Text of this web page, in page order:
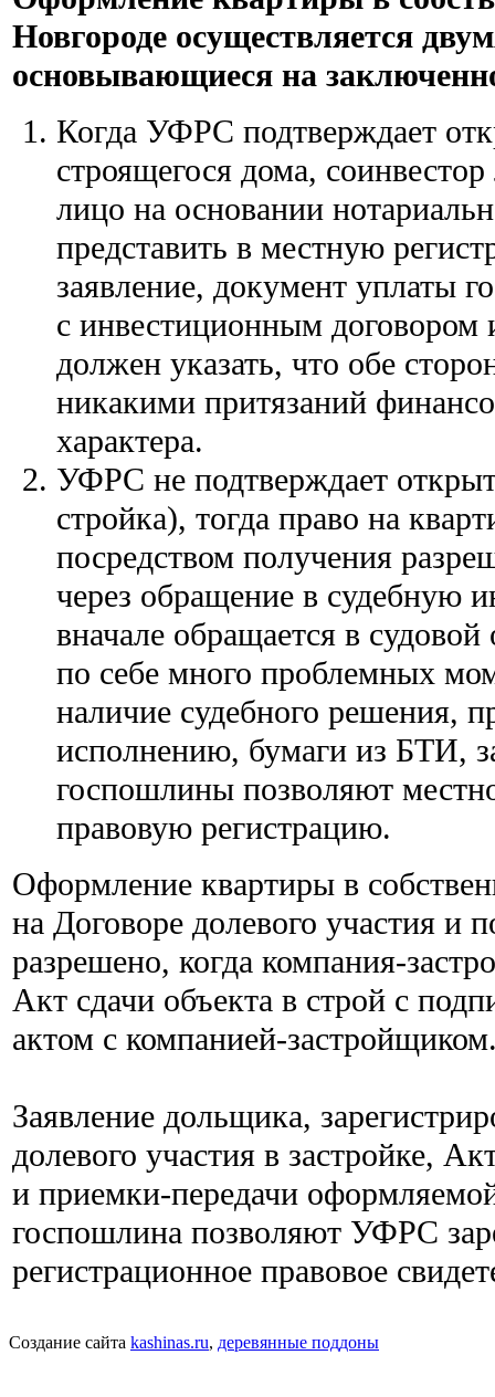
Новгороде осуществляется
основывающиеся на
Когда УФРС подтверждает
строящегося дома,
лицо на основании
представить в местную
заявление, документ уплаты
с инвестиционным
должен указать, что обе
никакими притязаний
характера.
УФРС не подтверждает
стройка), тогда право на
посредством получения
через обращение в судебную
вначале обращается в
по себе много проблемных
наличие судебного решения,
исполнению, бумаги из БТИ,
госпошлины позволяют
правовую регистрацию.
Оформление квартиры в
на Договоре долевого участия и
разрешено, когда компания-
Акт сдачи объекта в строй с
актом с компанией-
Заявление дольщика,
долевого участия в застройке,
и приемки-передачи
госпошлина позволяют УФРС
регистрационное правовое
Создание сайта kashinas.ru, деревянные поддоны